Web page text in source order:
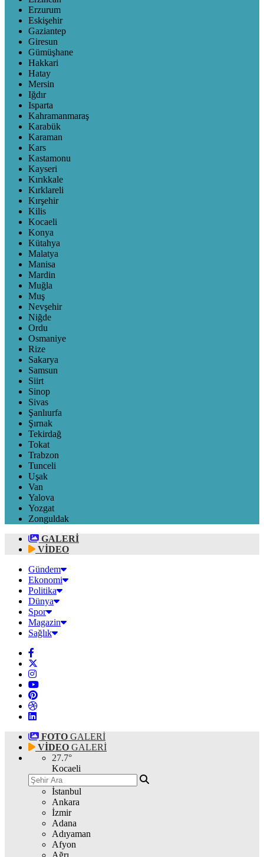
Erzurum
Eskişehir
Gaziantep
Giresun
Gümüşhane
Hakkari
Hatay
Mersin
Iğdır
Isparta
Kahramanmaraş
Karabük
Karaman
Kars
Kastamonu
Kayseri
Kırıkkale
Kırklareli
Kırşehir
Kilis
Kocaeli
Konya
Kütahya
Malatya
Manisa
Mardin
Muğla
Muş
Nevşehir
Niğde
Ordu
Osmaniye
Rize
Sakarya
Samsun
Siirt
Sinop
Sivas
Şanlıurfa
Şırnak
Tekirdağ
Tokat
Trabzon
Tunceli
Uşak
Van
Yalova
Yozgat
Zonguldak
GALERİ
VİDEO
Gündem
Ekonomi
Politika
Dünya
Spor
Magazin
Sağlık
FOTO GALERİ
VİDEO GALERİ
27.7°
Kocaeli
İstanbul
Ankara
İzmir
Adana
Adıyaman
Afyon
Ağrı